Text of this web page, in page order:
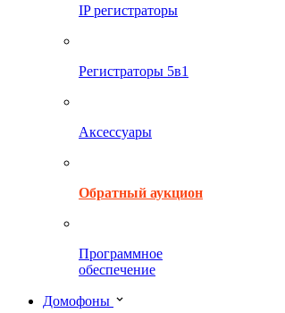
IP регистраторы
Регистраторы 5в1
Аксессуары
Обратный аукцион
Программное
обеспечение
Домофоны